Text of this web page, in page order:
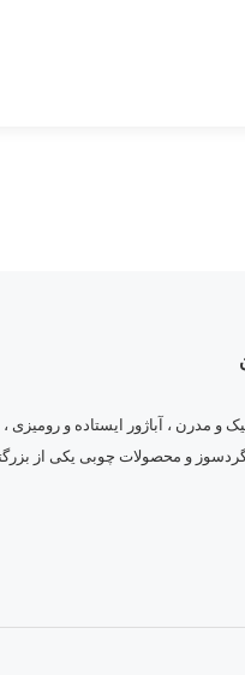
و مدرن ، آباژور ایستاده و رومیزی
گردسوز و محصولات چوبی یکی از